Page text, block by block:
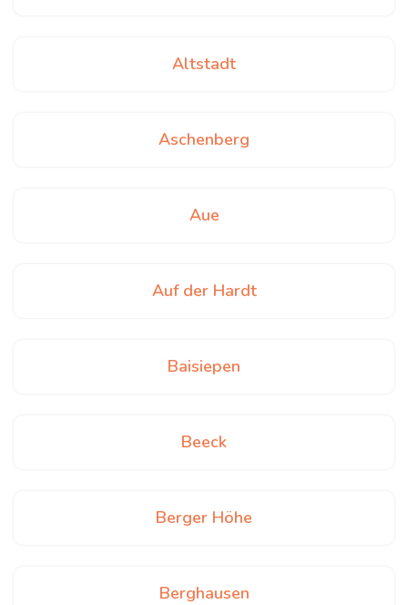
Altstadt
Aschenberg
Aue
Auf der Hardt
Baisiepen
Beeck
Berger Höhe
Berghausen